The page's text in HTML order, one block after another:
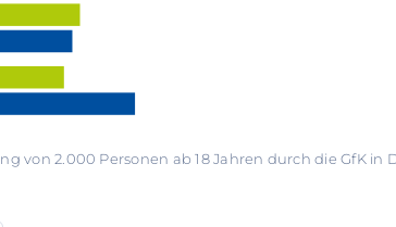
von 2.000 Personen ab 18 Jahren durch die GfK in